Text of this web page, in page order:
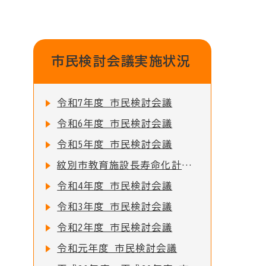
市民検討会議実施状況
令和7年度 市民検討会議
令和6年度 市民検討会議
令和5年度 市民検討会議
紋別市教育施設長寿命化計画の公表について
令和4年度 市民検討会議
令和3年度 市民検討会議
令和2年度 市民検討会議
令和元年度 市民検討会議